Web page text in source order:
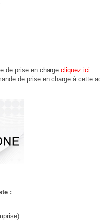
de prise en charge cliquez ici
de prise en charge à cette
: